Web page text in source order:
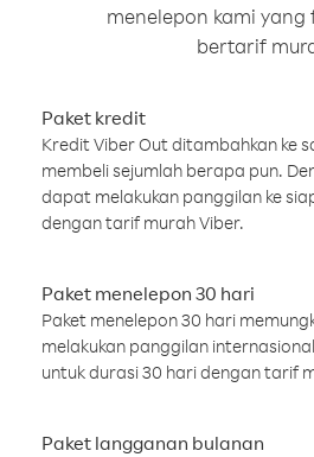
menelepon kami yang
bertarif
Paket kredit
Kredit Viber Out ditambahkan ke
membeli sejumlah berapa pun.
dapat melakukan panggilan ke
dengan tarif murah Viber.
Paket menelepon 30 hari
Paket menelepon 30 hari
melakukan panggilan
untuk durasi 30 hari dengan tarif
Paket langganan bulanan